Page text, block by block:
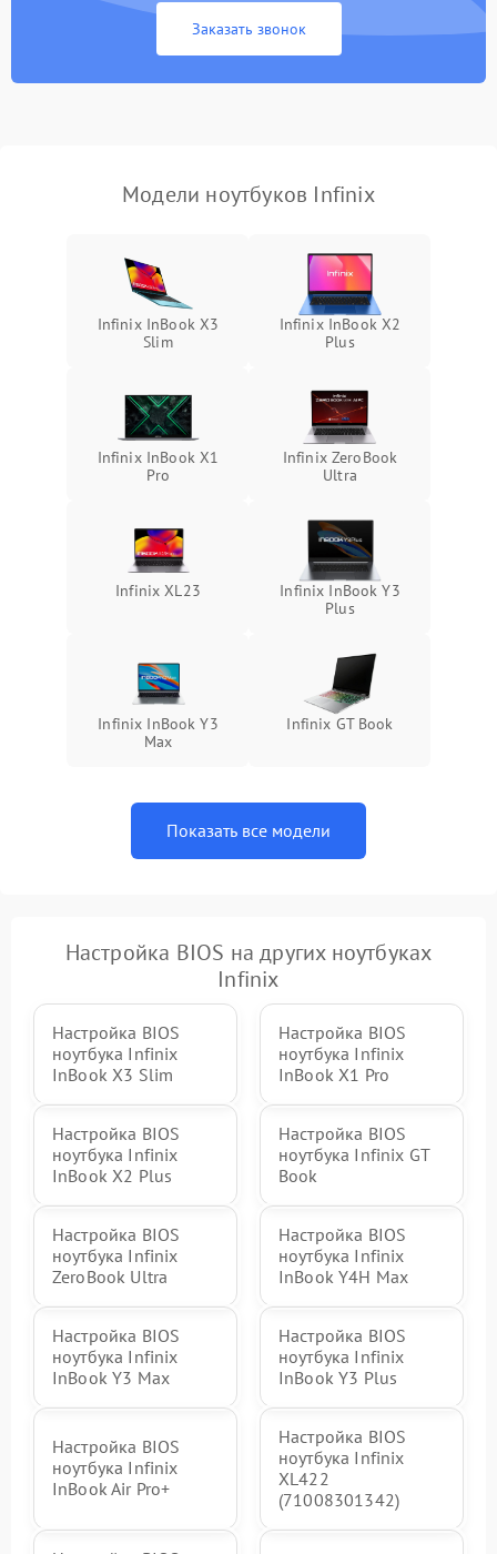
неисправности кулера
пропадание диска
оперативной памяти:
вылеты приложений,
синие экраны
Подробнее →
Проблемы Wi‑Fi или
Заказать звонок
Модели ноутбуков Infinix
Infinix InBook X3
Slim
Infinix InBook X2
Plus
Infinix InBook X1
Pro
Infinix ZeroBook
Ultra
Infinix XL23
Infinix InBook Y3
Plus
Infinix InBook Y3
Max
Infinix GT Book
Показать все модели
Настройка BIOS на других ноутбуках
Infinix
Настройка BIOS
ноутбука Infinix
InBook X3 Slim
Настройка BIOS
ноутбука Infinix
InBook X1 Pro
Настройка BIOS
ноутбука Infinix
InBook X2 Plus
Настройка BIOS
ноутбука Infinix GT
Book
Настройка BIOS
ноутбука Infinix
ZeroBook Ultra
Настройка BIOS
ноутбука Infinix
InBook Y4H Max
Настройка BIOS
ноутбука Infinix
InBook Y3 Max
Настройка BIOS
ноутбука Infinix
InBook Y3 Plus
Настройка BIOS
ноутбука Infinix
InBook Air Pro+
Настройка BIOS
ноутбука Infinix
XL422
(71008301342)